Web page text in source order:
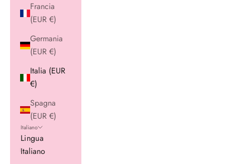
Francia
(EUR €)
Germania
(EUR €)
Italia (EUR
€)
Spagna
(EUR €)
Italiano
Lingua
Italiano